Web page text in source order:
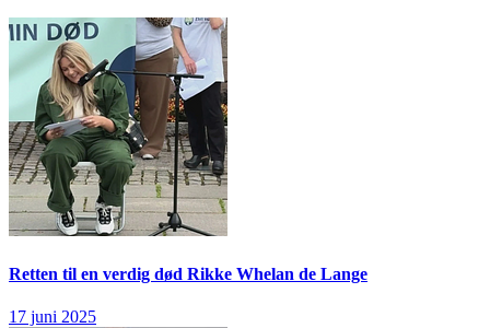
Retten til en verdig død Rikke Whelan de Lange
17 juni 2025